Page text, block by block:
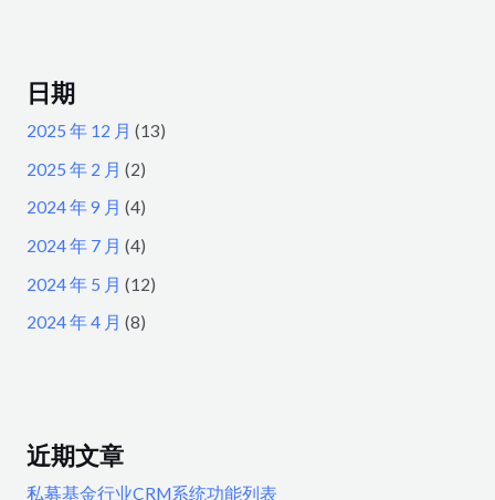
日期
2025 年 12 月 (13)
2025 年 2 月 (2)
2024 年 9 月 (4)
2024 年 7 月 (4)
2024 年 5 月 (12)
2024 年 4 月 (8)
近期文章
私募基金行业CRM系统功能列表